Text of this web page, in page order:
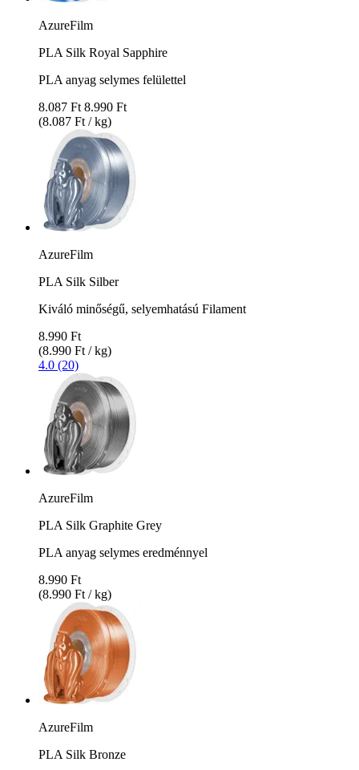
AzureFilm
PLA Silk Royal Sapphire
PLA anyag selymes felülettel
8.087 Ft 8.990 Ft
(8.087 Ft / kg)
AzureFilm
PLA Silk Silber
Kiváló minőségű, selyemhatású Filament
8.990 Ft
(8.990 Ft / kg)
4.0 (20)
AzureFilm
PLA Silk Graphite Grey
PLA anyag selymes eredménnyel
8.990 Ft
(8.990 Ft / kg)
AzureFilm
PLA Silk Bronze